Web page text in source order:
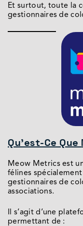
Et surtout, toute la
gestionnaires de
Qu’est-Ce
Meow Metrics est
félines
gestionnaires de
associations.
Il s’agit d’une
permettant de :